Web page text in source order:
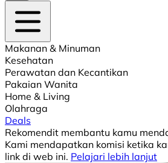
Makanan & Minuman
Kesehatan
Perawatan dan Kecantikan
Pakaian Wanita
Home & Living
Olahraga
Deals
Rekomendit membantu kamu
Kami mendapatkan komisi ketika
link di web ini. Pelajari lebih lanjut